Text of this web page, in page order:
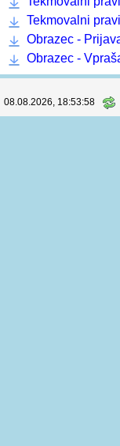
Informacije
Koordinator
Računalniška
Pravilnik o
Tekmovalni